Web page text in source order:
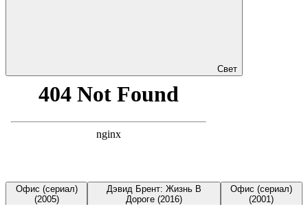
Свет
Офис (сериал)
(2005)
Дэвид Брент: Жизнь В
Дороге (2016)
Офис (сериал)
(2001)